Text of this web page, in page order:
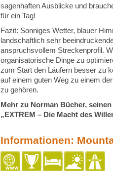
sagenhaften Ausblicke und
für ein Tag!
Fazit: Sonniges Wetter, blauer
landschaftlich sehr
anspruchsvollem Streckenprofil.
organisatorische Dinge zu
zum Start den Läufern besser zu
auf einem guten Weg zu einem
zu gehören.
Mehr zu Norman Bücher,
„EXTREM – Die Macht des
Informationen: